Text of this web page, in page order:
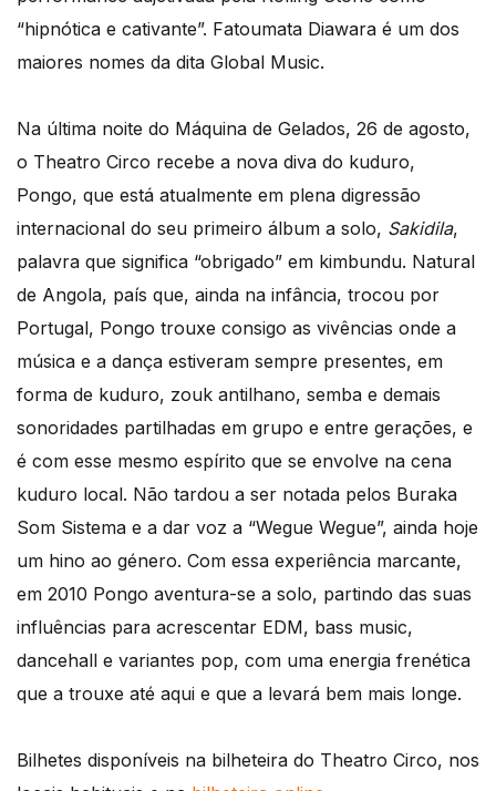
“hipnótica e cativante”. Fatoumata Diawara é um dos
maiores nomes da dita Global Music.
Na última noite do Máquina de Gelados, 26 de agosto,
o Theatro Circo recebe a nova diva do kuduro,
Pongo, que está atualmente em plena digressão
internacional do seu primeiro álbum a solo, Sakidila,
palavra que significa “obrigado” em kimbundu. Natural
de Angola, país que, ainda na infância, trocou por
Portugal, Pongo trouxe consigo as vivências onde a
música e a dança estiveram sempre presentes, em
forma de kuduro, zouk antilhano, semba e demais
sonoridades partilhadas em grupo e entre gerações, e
é com esse mesmo espírito que se envolve na cena
kuduro local. Não tardou a ser notada pelos Buraka
Som Sistema e a dar voz a “Wegue Wegue”, ainda hoje
um hino ao género. Com essa experiência marcante,
em 2010 Pongo aventura-se a solo, partindo das suas
influências para acrescentar EDM, bass music,
dancehall e variantes pop, com uma energia frenética
que a trouxe até aqui e que a levará bem mais longe.
Bilhetes disponíveis na bilheteira do Theatro Circo, nos